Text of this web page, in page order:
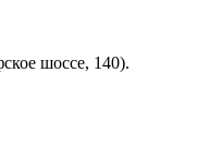
шоссе, 140).